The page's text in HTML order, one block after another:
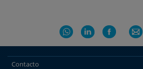
Contacto